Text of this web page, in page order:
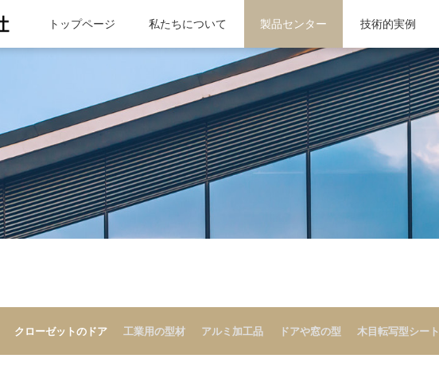
トップページ 私たちについて
私たちについて 組織機構 企業の資質 企業の全貌
製品センター
クローゼットのドア 工業用の型材 アルミ加工品 ドアや窓の型
技術的実例
製品の優位性 生産設備 検査センター 技術サポート
会社ニュース メディア報道
クローゼットのドア 工業用の型材 アルミ加工品 ドアや窓の型 木目転写型シート